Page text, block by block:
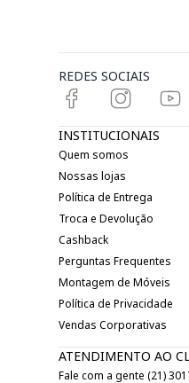
REDES SOCIAIS
INSTITUCIONAIS
Quem somos
Nossas lojas
Política de Entrega
Troca e Devolução
Cashback
Perguntas Frequentes
Montagem de Móveis
Política de Privacidade
Vendas Corporativas
ATENDIMENTO AO
Fale com a gente (21)